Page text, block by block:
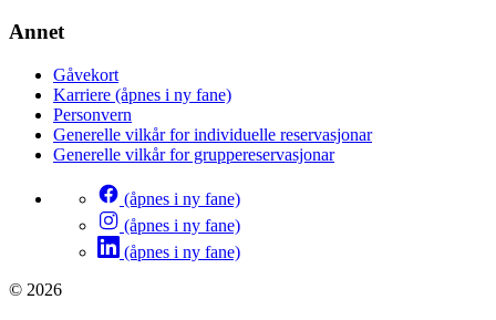
Annet
Gåvekort
Karriere (åpnes i ny fane)
Personvern
Generelle vilkår for individuelle reservasjonar
Generelle vilkår for gruppereservasjonar
(åpnes i ny fane)
(åpnes i ny fane)
(åpnes i ny fane)
© 2026